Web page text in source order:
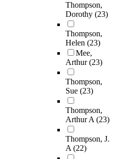
Thompson,
Dorothy (23)
Thompson,
Helen (23)
Mee,
Arthur(23)
Thompson,
Sue (23)
Thompson,
Arthur A(23)
Thompson, J.
A(22)